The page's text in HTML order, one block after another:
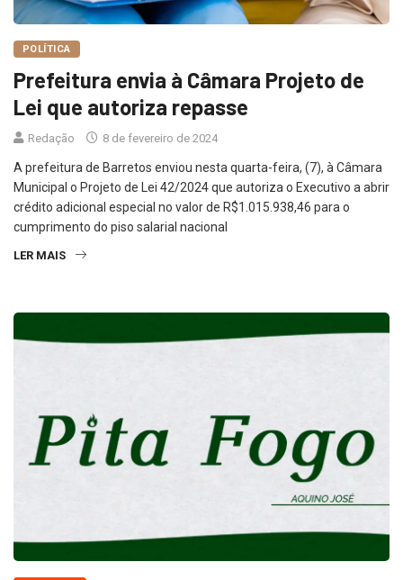
POLÍTICA
Prefeitura envia à Câmara Projeto de
Lei que autoriza repasse
Redação 8 de fevereiro de 2024
A prefeitura de Barretos enviou nesta quarta-feira, (7), à Câmara
Municipal o Projeto de Lei 42/2024 que autoriza o Executivo a abrir
crédito adicional especial no valor de R$1.015.938,46 para o
cumprimento do piso salarial nacional
LER MAIS